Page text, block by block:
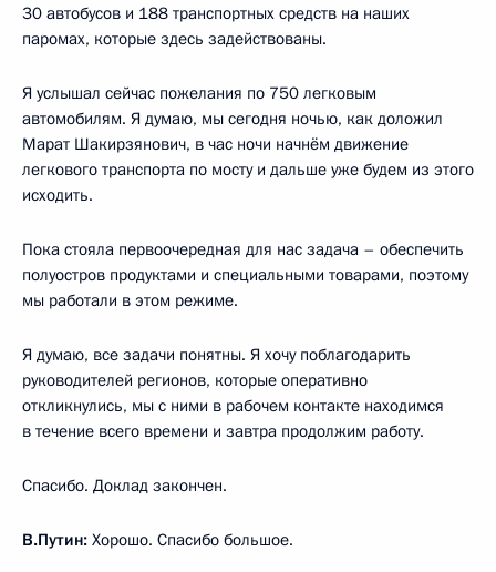
30 автобусов и 188 транспортных средств на наших
паромах, которые здесь задействованы.
Я услышал сейчас пожелания по 750 легковым
автомобилям. Я думаю, мы сегодня ночью, как доложил
Марат Шакирзянович, в час ночи начнём движение
легкового транспорта по мосту и дальше уже будем из этого
исходить.
Пока стояла первоочередная для нас задача – обеспечить
полуостров продуктами и специальными товарами, поэтому
мы работали в этом режиме.
Я думаю, все задачи понятны. Я хочу поблагодарить
руководителей регионов, которые оперативно
откликнулись, мы с ними в рабочем контакте находимся
в течение всего времени и завтра продолжим работу.
Спасибо. Доклад закончен.
В.Путин: Хорошо. Спасибо большое.